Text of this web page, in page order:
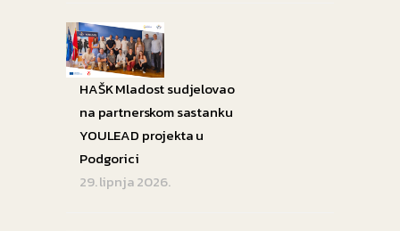
HAŠK Mladost sudjelovao
na partnerskom sastanku
YOULEAD projekta u
Podgorici
29. lipnja 2026.